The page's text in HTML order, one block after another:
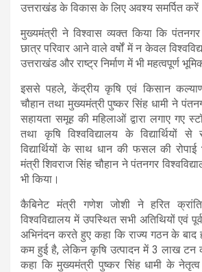
उत्तराखंड के विकास के लिए अवश्य समर्पित
मुख्यमंत्री ने विश्वास व्यक्त किया कि पंतनगर
छात्र परिवार आने वाले वर्षों में न केवल
उत्तराखंड और राष्ट्र निर्माण में भी महत्वपूर्ण
इससे पहले, केंद्रीय कृषि एवं किसान
चौहान तथा मुख्यमंत्री पुष्कर सिंह धामी ने
सहायता समूह की महिलाओं द्वारा लगाए गए
तथा कृषि विश्वविद्यालय के विद्यार्थियों
विद्यार्थियों के साथ धान की फसल की
मंत्री शिवराज सिंह चौहान ने पंतनगर
भी किया।
कैबिनेट मंत्री गणेश जोशी ने हरित
विश्वविद्यालय में उपस्थित सभी अतिथियों एवं
अभिनंदन करते हुए कहा कि राज्य गठन के बाद
कम हुई है, लेकिन कृषि उत्पादन में 3 लाख टन
कहा कि मुख्यमंत्री पुष्कर सिंह धामी के